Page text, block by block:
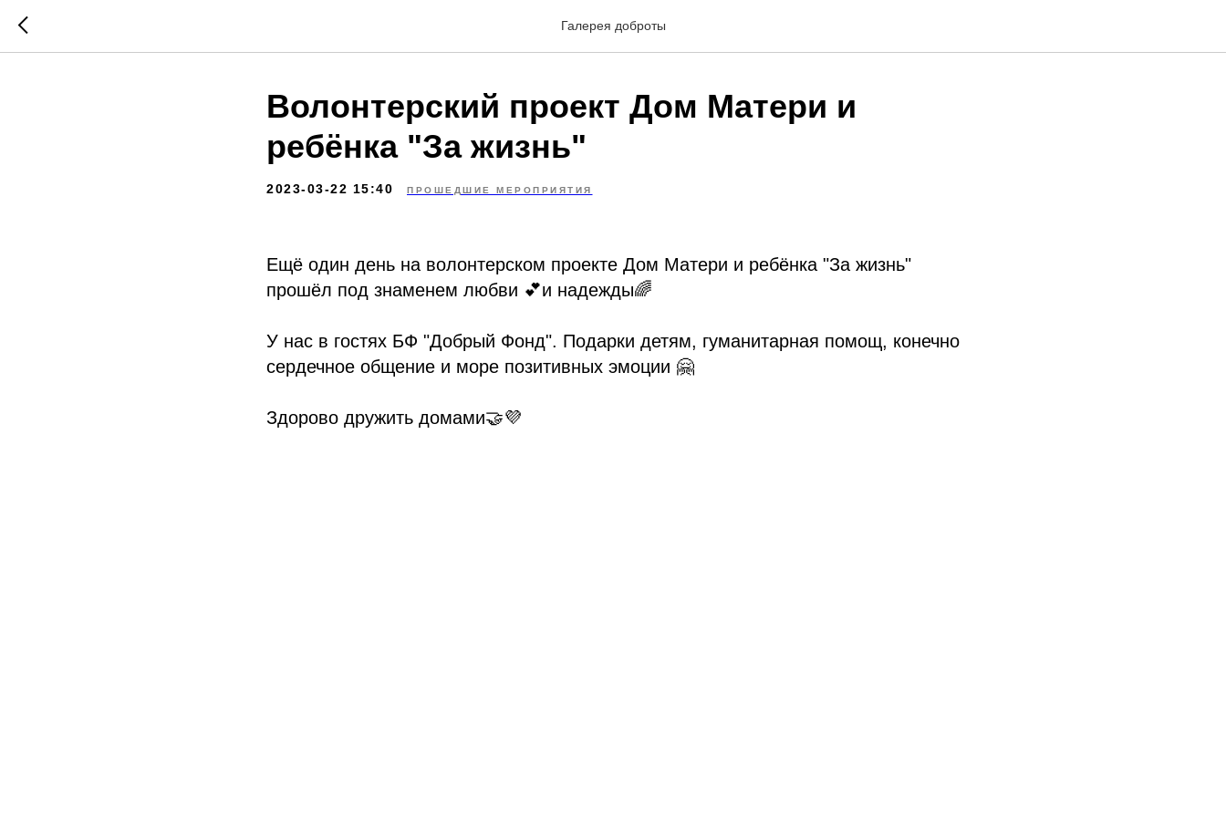
Галерея доброты
Волонтерский проект Дом Матери и
ребёнка "За жизнь"
2023-03-22 15:40 ПРОШЕДШИЕ МЕРОПРИЯТИЯ
Ещё один день на волонтерском проекте Дом Матери и ребёнка "За жизнь"
прошёл под знаменем любви 💕и надежды🌈
У нас в гостях БФ "Добрый Фонд". Подарки детям, гуманитарная помощ, конечно
сердечное общение и море позитивных эмоции 🤗
Здорово дружить домами🤝💜